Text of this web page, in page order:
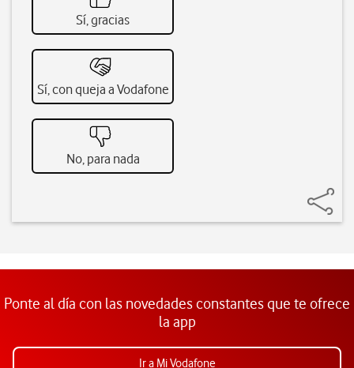
Sí, gracias
Sí, con queja a Vodafone
No, para nada
Ponte al día con las novedades constantes que te ofrece
la app
Ir a Mi Vodafone